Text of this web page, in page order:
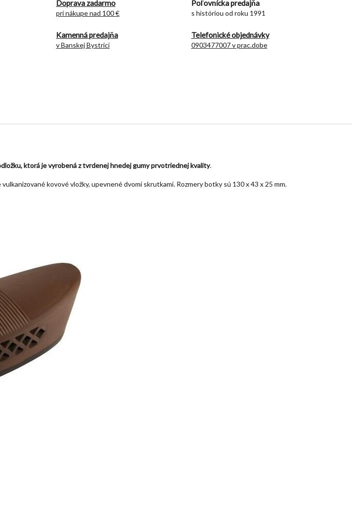
Doprava zadarmo
pri nákupe nad 100 €
Poľovnícka predajňa
s históriou od roku 1991
Kamenná predajňa
v Banskej Bystrici
Telefonické objednávky
0903477007 v prac.dobe
ktorá je vyrobená z tvrdenej hnedej gumy prvotriednej kvality.
kovové vložky, upevnené dvomi skrutkami. Rozmery botky sú 130 x 43 x 25 mm.